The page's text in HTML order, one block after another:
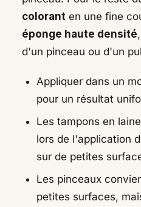
colorant en une fine
éponge haute densité
d'un pinceau ou d'un
Appliquer dans un
pour un résultat
Les tampons en
lors de l'application
sur de petites
Les pinceaux
petites surfaces,